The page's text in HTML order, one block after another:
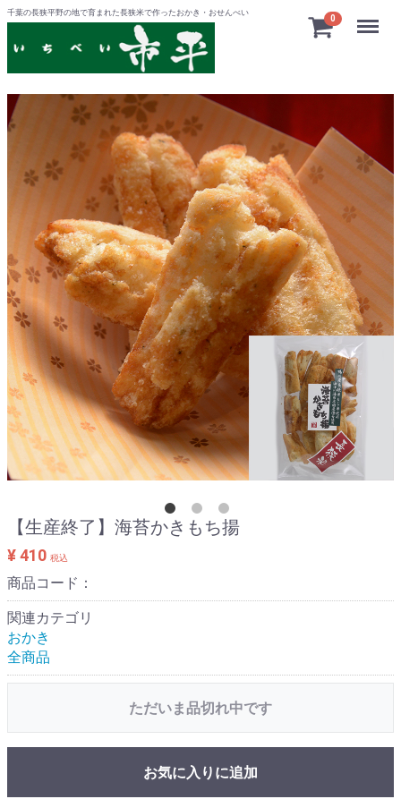
千葉の長狭平野の地で育まれた長狭米で作ったおかき・おせんべい
0 Menu
【生産終了】海苔かきもち揚
¥ 410 税込
商品コード：
関連カテゴリ
おかき
全商品
ただいま品切れ中です
お気に入りに追加